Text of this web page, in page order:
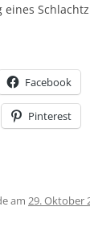
Facebook
Pinterest
am 29. Oktober